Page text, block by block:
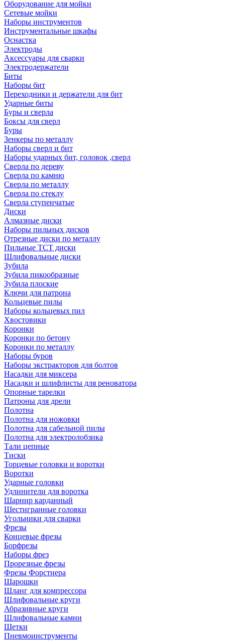
Оборудование для мойки
Сетевые мойки
Наборы инструментов
Инструментальные шкафы
Оснастка
Электроды
Аксессуары для сварки
Электродержатели
Биты
Наборы бит
Переходники и держатели для бит
Ударные биты
Буры и сверла
Боксы для сверл
Буры
Зенкеры по металлу
Наборы сверл и бит
Наборы ударных бит, головок ,сверл
Сверла по дереву
Сверла по камню
Сверла по металлу
Сверла по стеклу
Сверла ступенчатые
Диски
Алмазные диски
Наборы пильных дисков
Отрезные диски по металлу
Пильные TCT диски
Шлифовальные диски
Зубила
Зубила пикообразные
Зубила плоские
Ключи для патрона
Кольцевые пилы
Наборы кольцевых пил
Хвостовики
Коронки
Коронки по бетону
Коронки по металлу
Наборы буров
Наборы экстракторов для болтов
Насадки для миксера
Насадки и шлифлисты для реноватора
Опорные тарелки
Патроны для дрели
Полотна
Полотна для ножовки
Полотна для сабельной пилы
Полотна для электролобзика
Тали цепные
Тиски
Торцевые головки и воротки
Воротки
Ударные головки
Удлинители для воротка
Шарнир карданный
Шестигранные головки
Угольники для сварки
Фрезы
Концевые фрезы
Борфрезы
Наборы фрез
Прорезные фрезы
Фрезы Форстнера
Шарошки
Шланг для компрессора
Шлифовальные круги
Абразивные круги
Шлифовальные камни
Щетки
Пневмоинструменты